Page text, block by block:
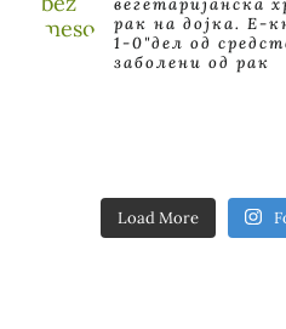
рак на дојка. E-
1-0"дел од
заболени од рак
Load More